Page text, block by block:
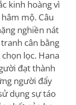
kinh hoàng vì
mộ. Câu
nghiền nát
cân bằng
lọc. Hana
đạt thành
người đẩy
dụng sự táo